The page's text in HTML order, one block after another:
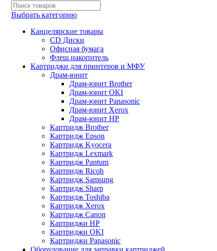
Выбрать категорию
Канцелярские товары
CD Диски
Офисная бумага
Флеш накопитель
Картриджи для принтеров и МФУ
Драм-юнит
Драм-юнит Brother
Драм-юнит OKI
Драм-юнит Panasonic
Драм-юнит Xerox
Драм-юнит НР
Картридж Brother
Картридж Epson
Картридж Kyocera
Картридж Lexmark
Картридж Pantum
Картридж Ricoh
Картридж Samsung
Картридж Sharp
Картридж Toshiba
Картридж Xerox
Картридж Сanon
Картриджи HP
Картриджи OKI
Картриджи Panasonic